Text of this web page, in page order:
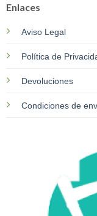
Enlaces
Aviso Legal
Política de
Devoluciones
Condiciones de